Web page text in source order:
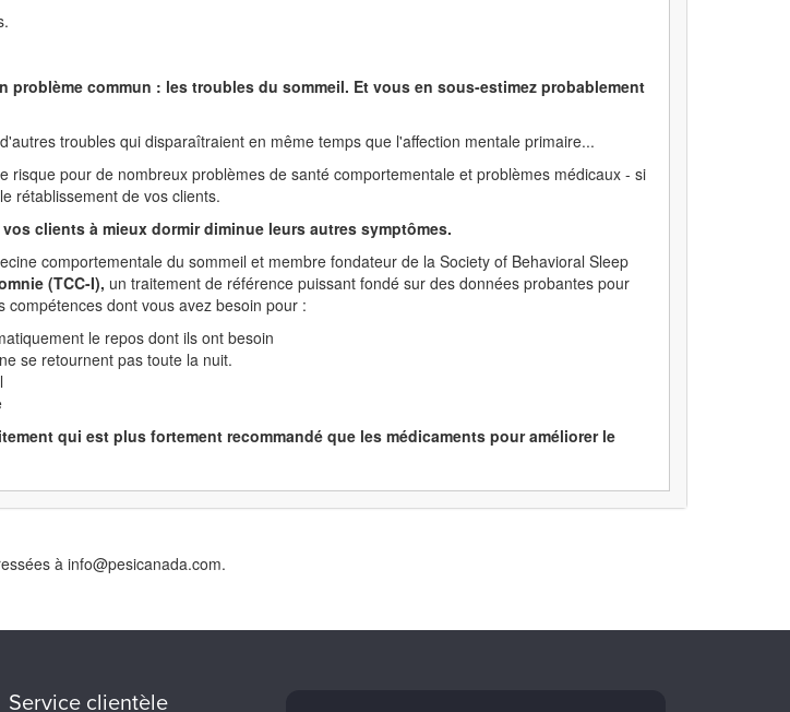
commun : les troubles du sommeil. Et vous en sous-estimez probablement
troubles qui disparaîtraient en même temps que l'affection mentale primaire...
pour de nombreux problèmes de santé comportementale et problèmes médicaux - si
rétablissement de vos clients.
clients à mieux dormir diminue leurs autres symptômes.
comportementale du sommeil et membre fondateur de la Society of Behavioral Sleep
(TCC-I), un traitement de référence puissant fondé sur des données probantes pour
compétences dont vous avez besoin pour :
le repos dont ils ont besoin
se retournent pas toute la nuit.
qui est plus fortement recommandé que les médicaments pour améliorer le
à info@pesicanada.com.
Service clientèle